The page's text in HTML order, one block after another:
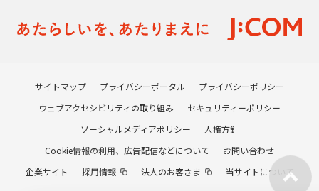
サイトマップ プライバシーポータル
プライバシーポリシー
ウェブアクセシビリティの取り組み
セキュリティーポリシー
ソーシャルメディアポリシー
人権方針
Cookie情報の利用、広告配信などについて
お問い合わせ
企業サイト
採用情報 法人のお客さま 当サイトについて